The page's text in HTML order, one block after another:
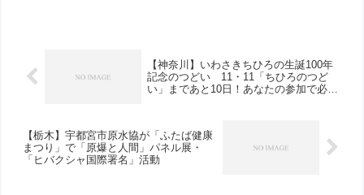
【神奈川】いわさきちひろの生誕100年
記念のつどい 11・11「ちひろのつど
い」まであと10日！あなたの参加で必ず
【栃木】宇都宮市原水協が「ふたば健康
まつり」で「原爆と人間」パネル展・
「ヒバクシャ国際署名」活動